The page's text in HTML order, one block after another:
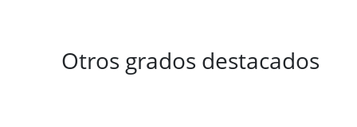
Otros grados destacados